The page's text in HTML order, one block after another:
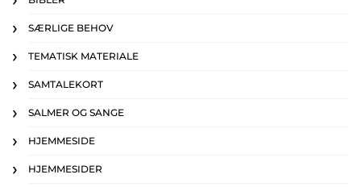
SÆRLIGE BEHOV
TEMATISK MATERIALE
SAMTALEKORT
SALMER OG SANGE
HJEMMESIDE
HJEMMESIDER